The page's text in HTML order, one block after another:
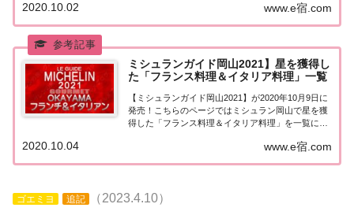
シュランガイド岡山2021で「1つ星」を獲得したお
www.e宿.com
2020.10.02
ミシュランガイド岡山2021】星を獲得し
た「フランス料理＆イタリア料理」一覧
【ミシュランガイド岡山2021】が2020年10月9日に
発売！こちらのページではミシュラン岡山で星を獲
得した「フランス料理＆イタリア料理」を一覧にま
イタリア料理」「ミシュランガイド岡山2021」で星
www.e宿.com
2020.10.04
ゴエミヨ 追記
（2023.4.10）